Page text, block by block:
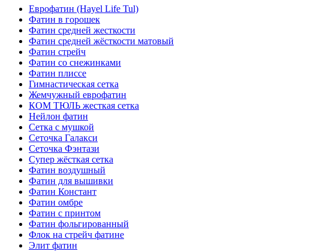
Еврофатин (Hayel Life Tul)
Фатин в горошек
Фатин средней жесткости
Фатин средней жёсткости матовый
Фатин стрейч
Фатин со снежинками
Фатин плиссе
Гимнастическая сетка
Жемчужный еврофатин
КОМ ТЮЛЬ жесткая сетка
Нейлон фатин
Сетка с мушкой
Сеточка Галакси
Сеточка Фэнтази
Супер жёсткая сетка
Фатин воздушный
Фатин для вышивки
Фатин Констант
Фатин омбре
Фатин с принтом
Фатин фольгированный
Флок на стрейч фатине
Элит фатин